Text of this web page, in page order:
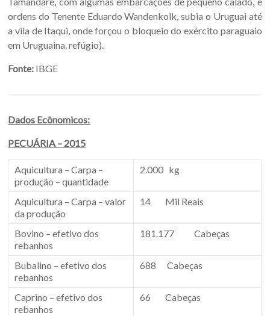
ordens do Tenente Eduardo Wandenkolk, subia o Uruguai até
a vila de Itaqui, onde forçou o bloqueio do exército paraguaio
em Uruguaina. refúgio).
Fonte: IBGE
Dados Ecônomicos:
PECUÁRIA – 2015
Aquicultura – Carpa –
produção – quantidade
2.000 kg
Aquicultura – Carpa – valor
da produção
14 Mil Reais
Bovino – efetivo dos
rebanhos
181.177 Cabeças
Bubalino – efetivo dos
rebanhos
688 Cabeças
Caprino – efetivo dos
rebanhos
66 Cabeças